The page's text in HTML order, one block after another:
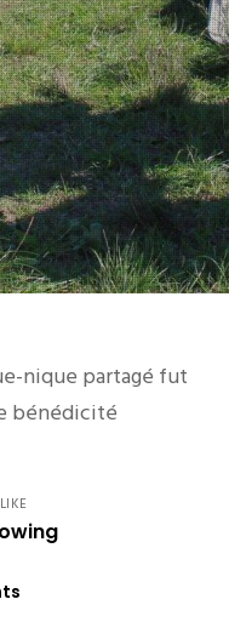
nique partagé fut
bénédicité